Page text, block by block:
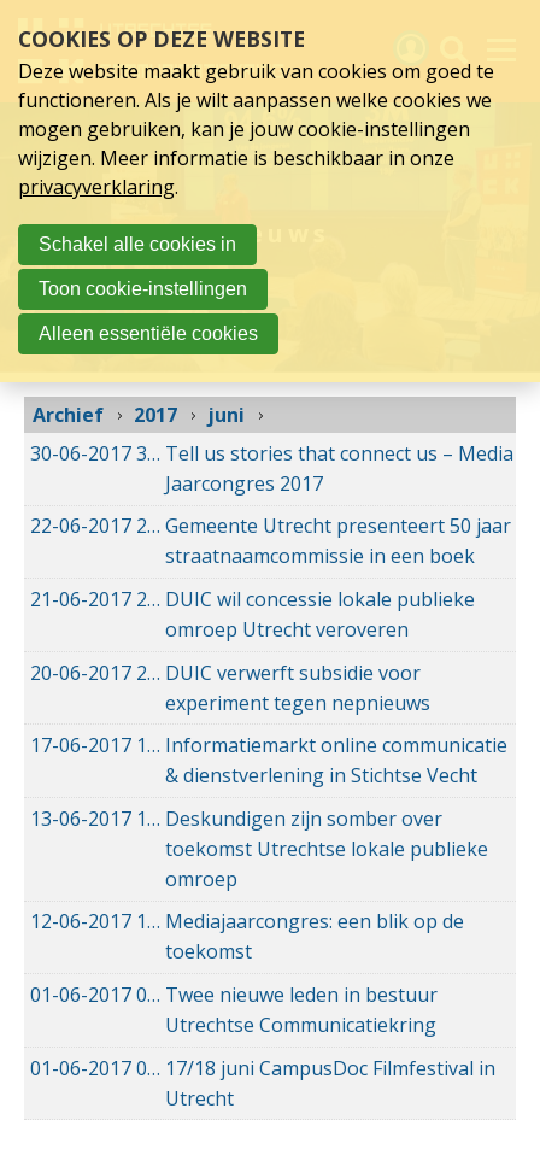
juni
2017
links
over
Spring
hoofd
inhoud
Spring
naar
hoofdnavigatie
Nieuws
Archief 2017
juni
30-06-201730-06-2017 14:25
Tell us stories that connect us – Media
Jaarcongres 2017
22-06-2017 22-06-2017 09:51
Gemeente Utrecht presenteert 50 jaar
straatnaamcommissie in een boek
21-06-2017 21-06-2017 20:08
DUIC wil concessie lokale publieke
omroep Utrecht veroveren
20-06-2017 20-06-2017 14:35
DUIC verwerft subsidie voor
experiment tegen nepnieuws
17-06-2017 17-06-2017 14:45
Informatiemarkt online communicatie
& dienstverlening in Stichtse Vecht
13-06-2017 13-06-2017 20:12
Deskundigen zijn somber over
toekomst Utrechtse lokale publieke
omroep
12-06-2017 12-06-2017 11:59
Mediajaarcongres: een blik op de
toekomst
01-06-201701-06-2017 15:39
Twee nieuwe leden in bestuur
Utrechtse Communicatiekring
01-06-201701-06-2017 12:11
17/18 juni CampusDoc Filmfestival in
Utrecht
Activiteiten
Nieuws
Verslagen
Sluit je aan
Over UCK
COOKIES OP DEZE WEBSITE
Deze website maakt gebruik van cookies om goed te
functioneren. Als je wilt aanpassen welke cookies we
mogen gebruiken, kan je jouw cookie-instellingen
wijzigen. Meer informatie is beschikbaar in onze
privacyverklaring.
Schakel alle cookies in
Toon cookie-instellingen
Alleen essentiële cookies